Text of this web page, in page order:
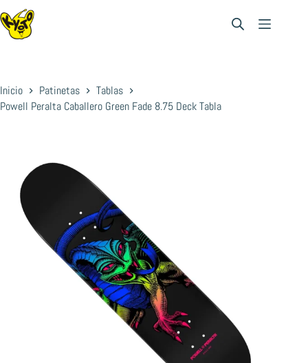
Saltar
al
contenido
Inicio Patinetas
Tablas
Powell Peralta Caballero Green Fade 8.75 Deck Tabla